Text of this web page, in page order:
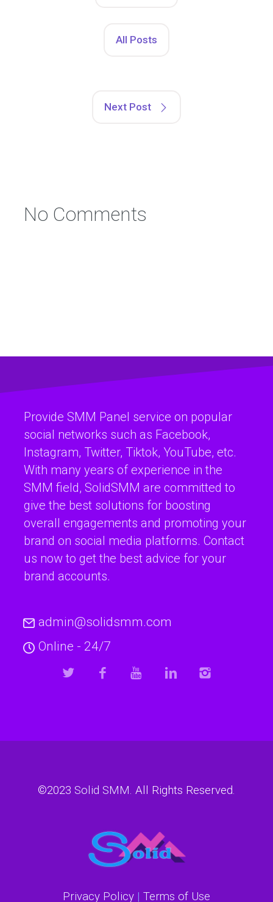
All Posts
Next Post
No Comments
Provide SMM Panel service on popular
social networks such as Facebook,
Instagram, Twitter, Tiktok, YouTube, etc.
With many years of experience in the
SMM field, SolidSMM are committed to
give the best solutions for boosting
overall engagements and promoting your
brand on social media platforms. Contact
us now to get the best advice for your
brand accounts.
admin@solidsmm.com
Online - 24/7
©2023 Solid SMM. All Rights Reserved.
Privacy Policy | Terms of Use